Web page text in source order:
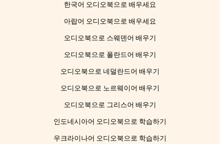
한국어 오디오북으로 배우세요
아랍어 오디오북으로 배우세요
오디오북으로 스웨덴어 배우기
오디오북으로 폴란드어 배우기
오디오북으로 네덜란드어 배우기
오디오북으로 노르웨이어 배우기
오디오북으로 그리스어 배우기
인도네시아어 오디오북으로 학습하기
우크라이나어 오디오북으로 학습하기